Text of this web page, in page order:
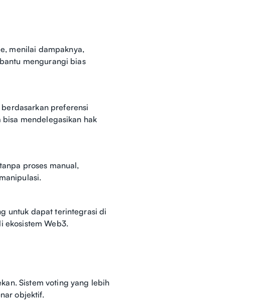
menilai dampaknya,
mengurangi bias
preferensi
mendelegasikan hak
proses manual,
untuk dapat terintegrasi di
ekosistem Web3.
Sistem voting yang lebih
objektif.